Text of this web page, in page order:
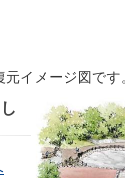
元イメージ図です